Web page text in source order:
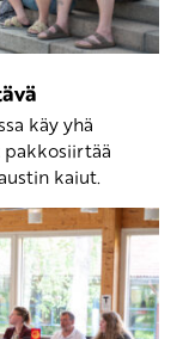
käy yhä
kaiut.